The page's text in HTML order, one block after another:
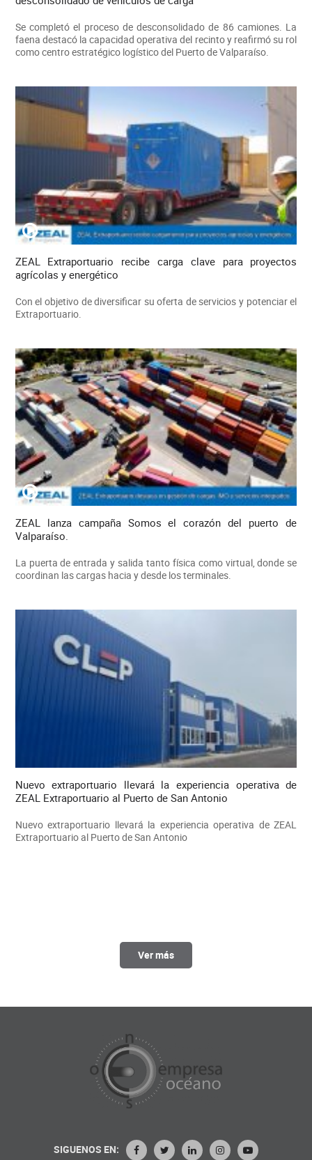
Se completó el proceso de desconsolidado de 86 camiones. La
faena destacó la capacidad operativa del recinto y reafirmó su rol
como centro estratégico logístico del Puerto de Valparaíso.
ZEAL Extraportuario recibe carga clave para proyectos
agrícolas y energético
Con el objetivo de diversificar su oferta de servicios y potenciar el
Extraportuario.
ZEAL lanza campaña Somos el corazón del puerto de
Valparaíso.
La puerta de entrada y salida tanto física como virtual, donde se
coordinan las cargas hacia y desde los terminales.
Nuevo extraportuario llevará la experiencia operativa de
ZEAL Extraportuario al Puerto de San Antonio
Nuevo extraportuario llevará la experiencia operativa de ZEAL
Extraportuario al Puerto de San Antonio
Ver más
SIGUENOS EN: